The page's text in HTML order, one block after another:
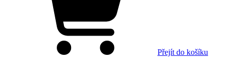
Přejít do košíku